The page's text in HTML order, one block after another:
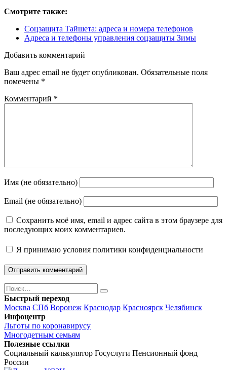
Смотрите также:
Соцзащита Тайшета: адреса и номера телефонов
Адреса и телефоны управления соцзащиты Зимы
Добавить комментарий
Ваш адрес email не будет опубликован. Обязательные поля
помечены *
Комментарий *
Имя (не обязательно)
Email (не обязательно)
Сохранить моё имя, email и адрес сайта в этом браузере для
последующих моих комментариев.
Я принимаю условия политики конфиденциальности
Поиск
Найти
Быстрый переход
Москва СПб Воронеж Краснодар Красноярск Челябинск
Инфоцентр
Льготы по коронавирусу
Многодетным семьям
Полезные ссылки
Социальный калькулятор Госуслуги Пенсионный фонд
России